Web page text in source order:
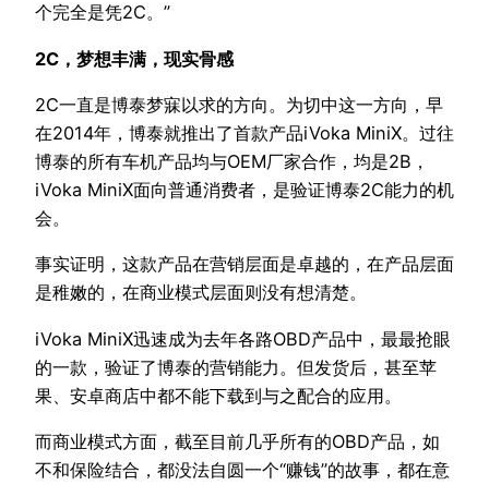
个完全是凭2C。”
2C，梦想丰满，现实骨感
2C一直是博泰梦寐以求的方向。为切中这一方向，早
在2014年，博泰就推出了首款产品iVoka MiniX。过往
博泰的所有车机产品均与OEM厂家合作，均是2B，
iVoka MiniX面向普通消费者，是验证博泰2C能力的机
会。
事实证明，这款产品在营销层面是卓越的，在产品层面
是稚嫩的，在商业模式层面则没有想清楚。
iVoka MiniX迅速成为去年各路OBD产品中，最最抢眼
的一款，验证了博泰的营销能力。但发货后，甚至苹
果、安卓商店中都不能下载到与之配合的应用。
而商业模式方面，截至目前几乎所有的OBD产品，如
不和保险结合，都没法自圆一个“赚钱”的故事，都在意